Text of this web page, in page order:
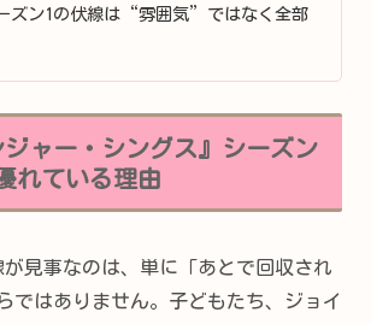
ズン1の伏線は“雰囲気”ではなく全部
ジャー・シングス』シーズン
れている理由
が見事なのは、単に「あとで回収され
ではありません。子どもたち、ジョイ